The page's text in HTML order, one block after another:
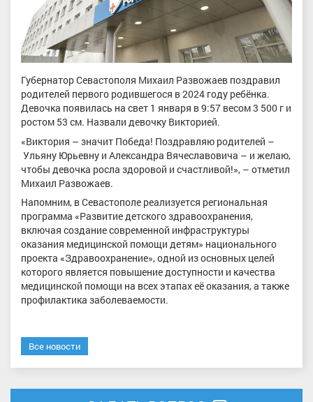
Губернатор Севастополя Михаил Развожаев поздравил
родителей первого родившегося в 2024 году ребёнка.
Девочка появилась на свет 1 января в 9:57 весом 3 500 г и
ростом 53 см. Назвали девочку Викторией.
«Виктория – значит Победа! Поздравляю родителей –
Ульяну Юрьевну и Александра Вячеславовича – и желаю,
чтобы девочка росла здоровой и счастливой!», – отметил
Михаил Развожаев.
Напомним, в Севастополе реализуется региональная
программа «Развитие детского здравоохранения,
включая создание современной инфраструктуры
оказания медицинской помощи детям» национального
проекта «Здравоохранение», одной из основных целей
которого является повышение доступности и качества
медицинской помощи на всех этапах её оказания, а также
профилактика заболеваемости.
Все новости